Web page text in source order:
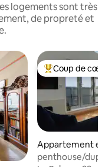
logements sont très
de propreté et
appréciés Coups de cœur
Coup de cœur
Appartement en
⋅ Glasgow
penthouse/